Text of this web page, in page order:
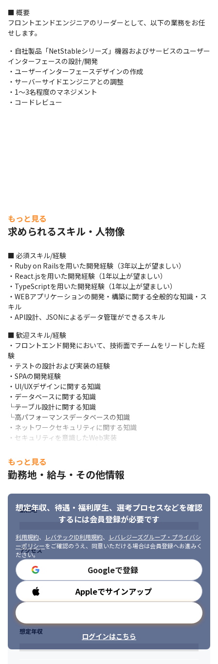
■ 概要
フロントエンドエンジニアのリーダーとして、以下の業務をお任
せします。
・自社製品「NetStableシリーズ」機器およびサービスのユーザー
インターフェースの設計/開発
・ユーザーインターフェースデザインの作成
・サーバーサイドエンジニアとの調整
・1〜3名程度のマネジメント
・コードレビュー
もっと見る
求められるスキル・人物像
■ 必須スキル/経験
・Ruby on Railsを用いた開発経験（3年以上が望ましい）
・React.jsを用いた開発経験（1年以上が望ましい）
・TypeScriptを用いた開発経験（1年以上が望ましい）
・WEBアプリケーションの開発・構築に関する全般的な知識・ス
キル
・API設計、JSONによるデータ管理ができるスキル
■ 歓迎スキル/経験
・フロントエンド開発において、技術面でチームをリードした経
験
・テストの設計および実装の経験
・SPAの開発経験
・UI/UXデザインに関する知識
・データベースに関する知識
└テーブル設計に関する知識
└高パフォーマンスデータベースの知識
・ネットワークセキュリティに関する知識
・セキュリティを意識したWeb実装
・AWS、GCPなどのクラウドインフラ設計/構築経験
・他部署との折衝経験
・能動的に、何をするべきかを自分で考えて動くことができる方
・作るべきシステムの方向性を考えることが出来る方
・立場に関わらず、あるべき・作るべきシステムの議論が出来る
・円滑なコミュニケーションでチームの醸成を一緒にしていただ
ける方
もっと見る
勤務地・給与・その他情報
想定年収、待遇・福利厚生、 選考プロセスなどを確認
するには会員登録が必要です
利用規約、 レバテックID利用規約、
レバレジーズグループ・プライバシ
ーポリシーをご確認のうえ、同意いただける場合は会員登録へお進みく
ださい。
Googleで登録
Appleでサインアップ
ログインはこちら
勤務地
アクセス
勤務時間
想定年収